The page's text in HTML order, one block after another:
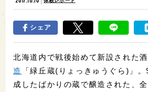
シェア
北海道内で戦後始めて新設された酒
造
「緑丘蔵(りょっきゅうぐら)」
成したばかりの蔵で醸造された、